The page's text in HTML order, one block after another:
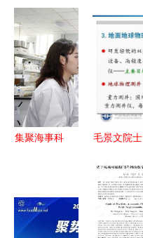
合，驱动智
能制造升级
转型 技术
研究与实践
路径
为何这么
难？一
项“突破”就
需要十几年
集聚海事科
能力——大
连海事大学
毛景文院士
找矿技术研
究新进展与
未来展望